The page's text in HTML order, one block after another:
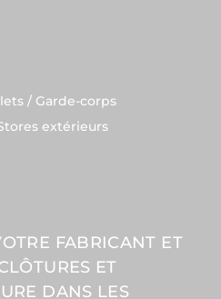
/ Garde-corps
extérieurs
FABRICANT ET
ET
DANS LES